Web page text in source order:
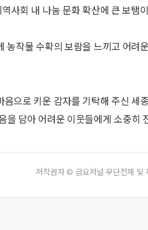
사회 내 나눔 문화 확산에 큰 보탬
농작물 수확의 보람을 느끼고 어려
으로 키운 감자를 기탁해 주신 세
을 담아 어려운 이웃들에게 소중히
저작권자 © 금요저널 무단전재 및